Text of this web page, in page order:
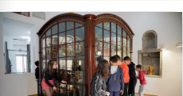
os
65
milhões
de
euros